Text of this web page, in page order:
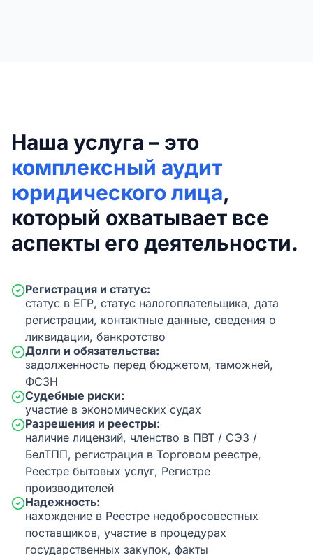
Наша услуга – это
комплексный аудит
юридического лица,
который охватывает все
аспекты его деятельности.
Регистрация и статус:
статус в ЕГР, статус налогоплательщика, дата
регистрации, контактные данные, сведения о
ликвидации, банкротство
Долги и обязательства:
задолженность перед бюджетом, таможней,
ФСЗН
Судебные риски:
участие в экономических судах
Разрешения и реестры:
наличие лицензий, членство в ПВТ / СЭЗ /
БелТПП, регистрация в Торговом реестре,
Реестре бытовых услуг, Регистре
производителей
Надежность:
нахождение в Реестре недобросовестных
поставщиков, участие в процедурах
государственных закупок, факты